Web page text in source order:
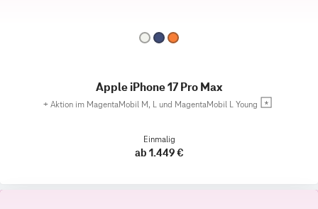
Apple iPhone 17 Pro Max
+ Aktion im MagentaMobil M, L und MagentaMobil L Young
Einmalig
ab 1.449 €